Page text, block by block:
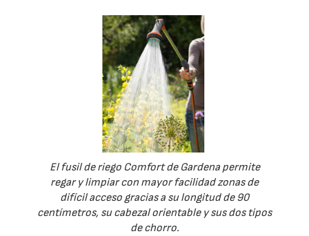
El fusil de riego Comfort de Gardena permite
regar y limpiar con mayor facilidad zonas de
difícil acceso gracias a su longitud de 90
centímetros, su cabezal orientable y sus dos tipos
de chorro.